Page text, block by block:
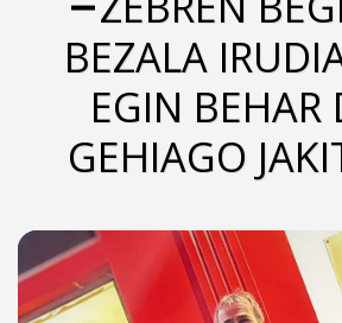
BEZALA
EGIN BEHAR
GEHIAGO